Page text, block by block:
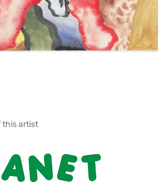
this artist